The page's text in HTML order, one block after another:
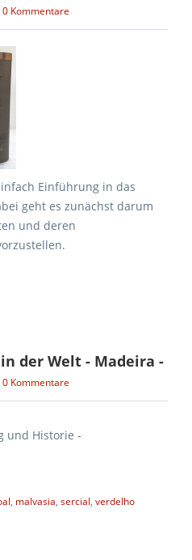
0 Kommentare
Einführung in das
geht es zunächst darum
und deren
der Welt - Madeira -
0 Kommentare
und Historie -
, malvasia, sercial, verdelho